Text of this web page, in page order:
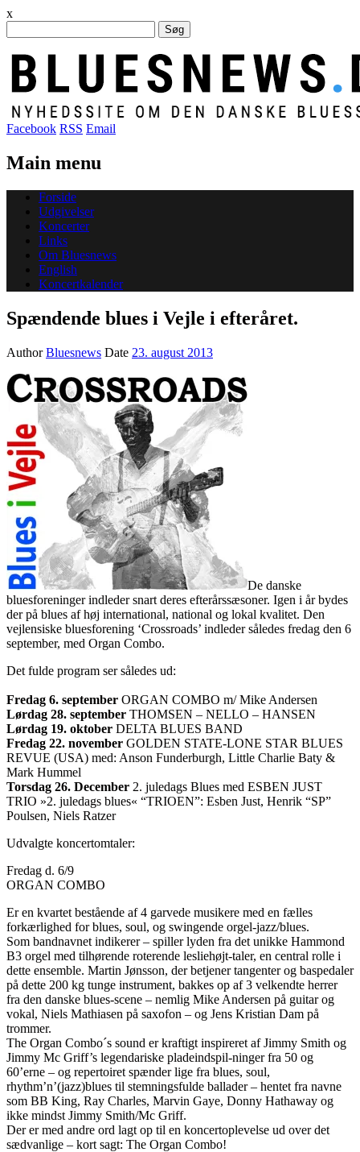
x
efter:
Facebook RSS Email
Main menu
Skip
content
Forside
Udgivelser
Koncerter
Links
Om Bluesnews
English
Koncertkalender
Spændende blues i Vejle i efteråret.
AuthorBluesnews Date 23. august 2013
De danske
bluesforeninger indleder snart deres efterårssæsoner. Igen i år bydes
der på blues af høj international, national og lokal kvalitet. Den
vejlensiske bluesforening ‘Crossroads’ indleder således fredag den 6
september, med Organ Combo.
Det fulde program ser således ud:
Fredag 6. september ORGAN COMBO m/ Mike Andersen
Lørdag 28. september THOMSEN – NELLO – HANSEN
Lørdag 19. oktober DELTA BLUES BAND
Fredag 22. november GOLDEN STATE-LONE STAR BLUES
REVUE (USA) med: Anson Funderburgh, Little Charlie Baty &
Mark Hummel
Torsdag 26. December 2. juledags Blues med ESBEN JUST
TRIO »2. juledags blues« “TRIOEN”: Esben Just, Henrik “SP”
Poulsen, Niels Ratzer
Udvalgte koncertomtaler:
Fredag d. 6/9
ORGAN COMBO
Er en kvartet bestående af 4 garvede musikere med en fælles
forkærlighed for blues, soul, og swingende orgel-jazz/blues.
Som bandnavnet indikerer – spiller lyden fra det unikke Hammond
B3 orgel med tilhørende roterende lesliehøjt-taler, en central rolle i
dette ensemble. Martin Jønsson, der betjener tangenter og baspedaler
på dette 200 kg tunge instrument, bakkes op af 3 velkendte herrer
fra den danske blues-scene – nemlig Mike Andersen på guitar og
vokal, Niels Mathiasen på saxofon – og Jens Kristian Dam på
trommer.
The Organ Combo´s sound er kraftigt inspireret af Jimmy Smith og
Jimmy Mc Griff’s legendariske pladeindspil-ninger fra 50 og
60’erne – og repertoiret spænder lige fra blues, soul,
rhythm’n’(jazz)blues til stemningsfulde ballader – hentet fra navne
som BB King, Ray Charles, Marvin Gaye, Donny Hathaway og
ikke mindst Jimmy Smith/Mc Griff.
Der er med andre ord lagt op til en koncertoplevelse ud over det
sædvanlige – kort sagt: The Organ Combo!